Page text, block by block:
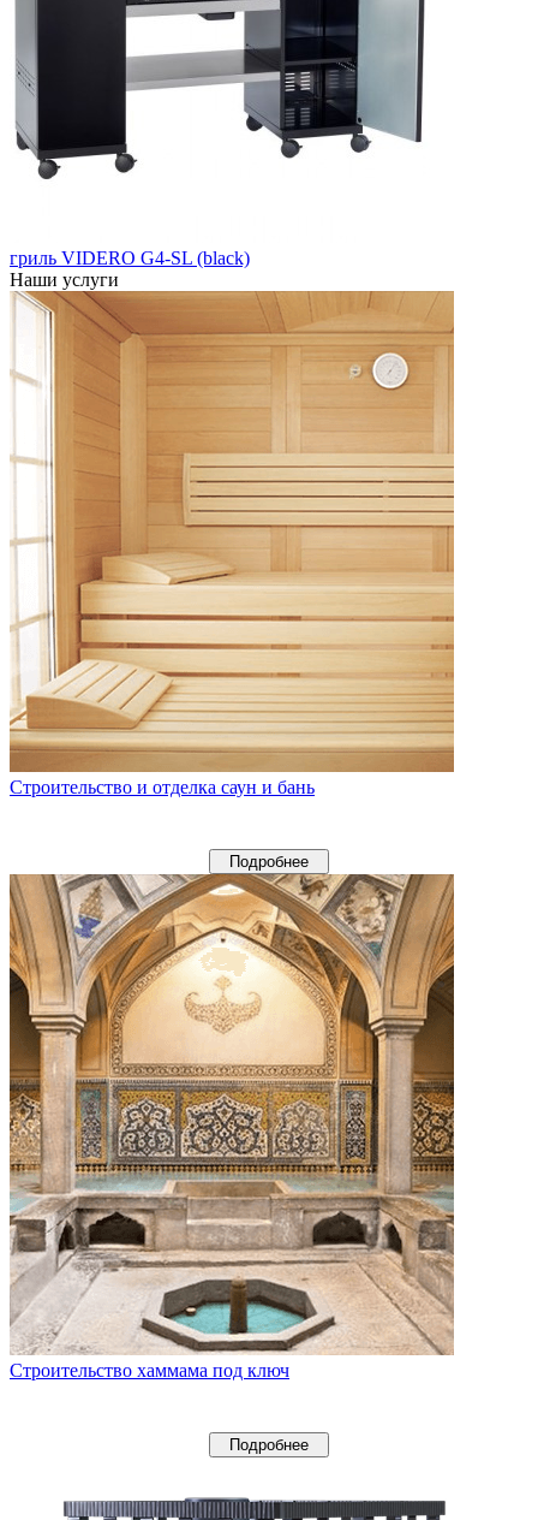
гриль VIDERO G4-SL (black)
Наши услуги
Строительство и отделка саун и бань
Подробнее
Строительство хаммама под ключ
Подробнее